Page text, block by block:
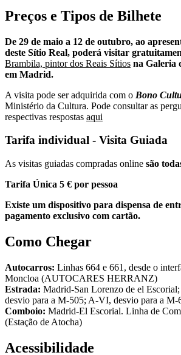
Preços e Tipos de Bilhete
De 29 de maio a 12 de outubro, ao
deste Sítio Real, poderá visitar
Brambila, pintor dos Reais Sítios na Galeria
em Madrid.
A visita pode ser adquirida com o Bono
Ministério da Cultura. Pode consultar as
respectivas respostas aqui
Tarifa individual - Visita Guiada
As visitas guiadas compradas online são
Tarifa Única 5 € por pessoa
Existe um dispositivo para dispensa de
pagamento exclusivo com cartão.
Como Chegar
Autocarros: Linhas 664 e 661, desde o
Moncloa (AUTOCARES HERRANZ)
Estrada: Madrid-San Lorenzo de el
desvio para a M-505; A-VI, desvio para a M-
Comboio: Madrid-El Escorial. Linha de
(Estação de Atocha)
Acessibilidade